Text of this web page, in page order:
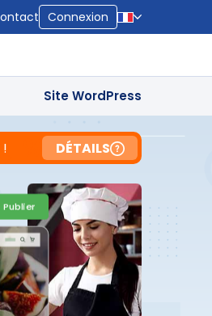
Connexion
Site WordPress
DÉTAILS